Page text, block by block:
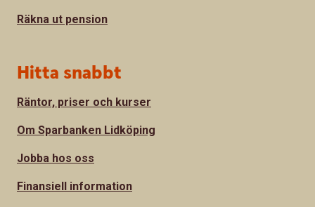
Räkna ut pension
Hitta snabbt
Räntor, priser och kurser
Om Sparbanken Lidköping
Jobba hos oss
Finansiell information